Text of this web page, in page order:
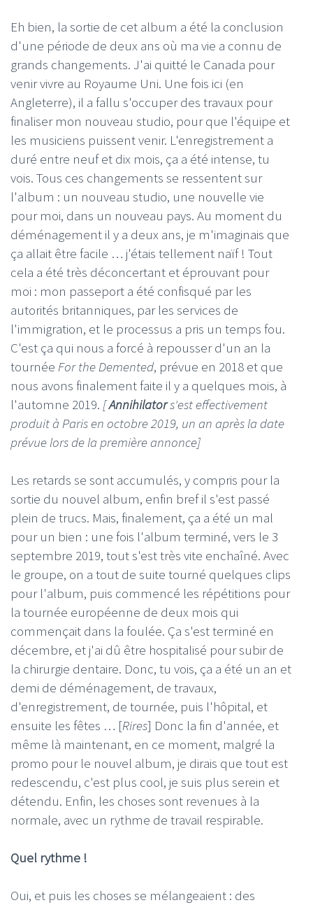
Eh bien, la sortie de cet album a été la conclusion
d'une période de deux ans où ma vie a connu de
grands changements. J'ai quitté le Canada pour
venir vivre au Royaume Uni. Une fois ici (en
Angleterre), il a fallu s'occuper des travaux pour
finaliser mon nouveau studio, pour que l'équipe et
les musiciens puissent venir. L'enregistrement a
duré entre neuf et dix mois, ça a été intense, tu
vois. Tous ces changements se ressentent sur
l'album : un nouveau studio, une nouvelle vie
pour moi, dans un nouveau pays. Au moment du
déménagement il y a deux ans, je m'imaginais que
ça allait être facile … j'étais tellement naïf ! Tout
cela a été très déconcertant et éprouvant pour
moi : mon passeport a été confisqué par les
autorités britanniques, par les services de
l'immigration, et le processus a pris un temps fou.
C'est ça qui nous a forcé à repousser d'un an la
tournée For the Demented, prévue en 2018 et que
nous avons finalement faite il y a quelques mois, à
l'automne 2019. [Annihilators'est effectivement
produit à Paris en octobre 2019, un an après la date
prévue lors de la première annonce]
Les retards se sont accumulés, y compris pour la
sortie du nouvel album, enfin bref il s'est passé
plein de trucs. Mais, finalement, ça a été un mal
pour un bien : une fois l'album terminé, vers le 3
septembre 2019, tout s'est très vite enchaîné. Avec
le groupe, on a tout de suite tourné quelques clips
pour l'album, puis commencé les répétitions pour
la tournée européenne de deux mois qui
commençait dans la foulée. Ça s'est terminé en
décembre, et j'ai dû être hospitalisé pour subir de
la chirurgie dentaire. Donc, tu vois, ça a été un an et
demi de déménagement, de travaux,
d'enregistrement, de tournée, puis l'hôpital, et
ensuite les fêtes … [Rires] Donc la fin d'année, et
même là maintenant, en ce moment, malgré la
promo pour le nouvel album, je dirais que tout est
redescendu, c'est plus cool, je suis plus serein et
détendu. Enfin, les choses sont revenues à la
normale, avec un rythme de travail respirable.
Quel rythme !
Oui, et puis les choses se mélangeaient : des